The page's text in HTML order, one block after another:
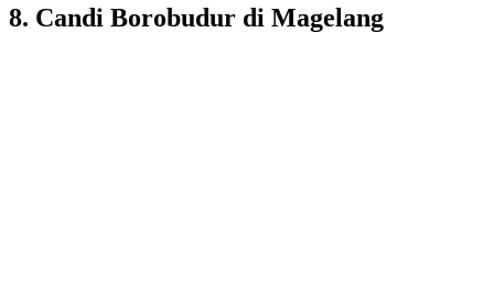
8. Candi Borobudur di Magelang